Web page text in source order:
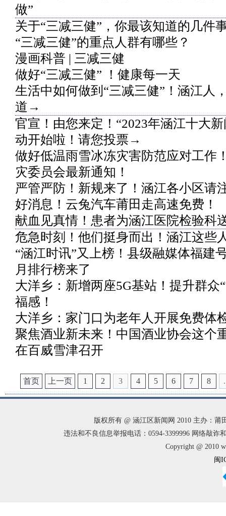
做”
关于“三减三健”，你最该知道的几件
“三减三健”的重点人群有哪些？
漫画科普 | 三减三健
做好“三减三健” ！健康每一天
生活中如何做到“三减三健”！涵江人
道→
官宣！由您来定！“2023年涵江十大
动开始啦！请您投票→
做好低温雨雪冰冻灾害防范应对工作
灾委员会最新通知！
严管严防！新规来了！涵江各小区请
好消息！云兔汽车莆田走高速免费！
献血见真情！患者为涵江医院检验科
危急时刻！他们挺身而出！涵江这些
“涵江时讯”又上榜！县级融媒体福建
月排行榜来了
大洋乡：新增两座5G基站！提升群众
福感！
大洋乡：家门口为老年人开展免费体
聚焦酒业新未来！中国酒业协会这个
在百威雪津召开
首页 上一页 1 2 3 4 5 6 7 8
版权所有 @ 涵江区新闻网 2010 主办：
违法和不良信息举报电话：0594-3399996 网络敲诈
Copyright @ 2010
闽